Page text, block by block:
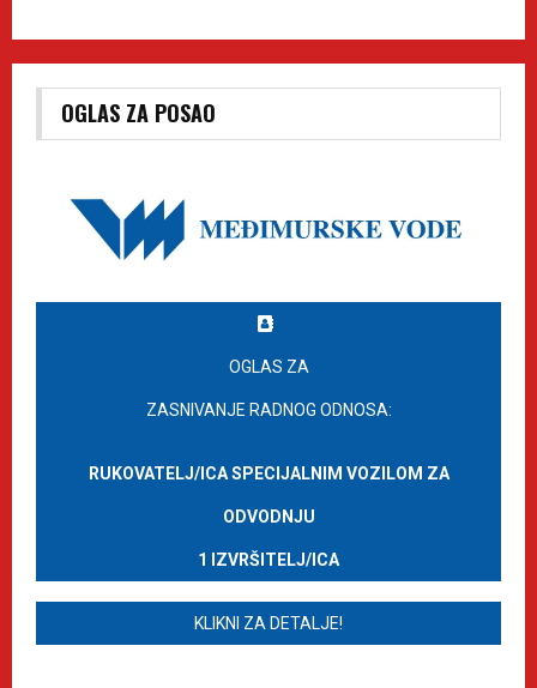
OGLAS ZA POSAO
OGLAS ZA
ZASNIVANJE RADNOG ODNOSA:
RUKOVATELJ/ICA SPECIJALNIM VOZILOM ZA
ODVODNJU
1 IZVRŠITELJ/ICA
KLIKNI ZA DETALJE!